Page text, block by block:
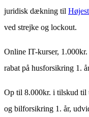
juridisk dækning til
ved strejke og lockout.
Online IT-kurser,
rabat på husforsikring 1.
Op til 8.000kr. i tilskud til
og bilforsikring 1. år,